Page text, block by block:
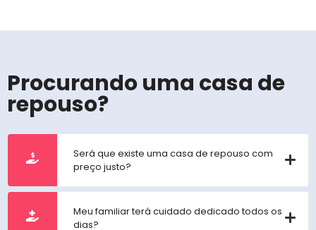
Procurando uma casa de
repouso?
Será que existe uma casa de repouso com
preço justo?
Meu familiar terá cuidado dedicado todos os
dias?